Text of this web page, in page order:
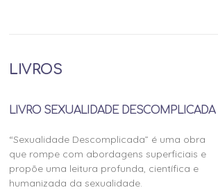
LIVROS
LIVRO SEXUALIDADE DESCOMPLICADA
“Sexualidade Descomplicada” é uma obra
que rompe com abordagens superficiais e
propõe uma leitura profunda, científica e
humanizada da sexualidade.